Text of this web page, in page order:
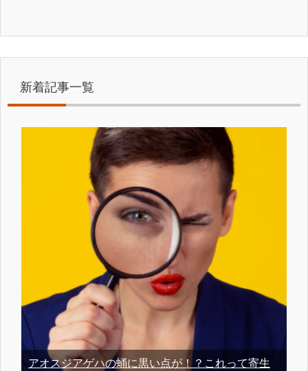
新着記事一覧
アオスジアゲハの蛹に黒い点が！？これって寄生